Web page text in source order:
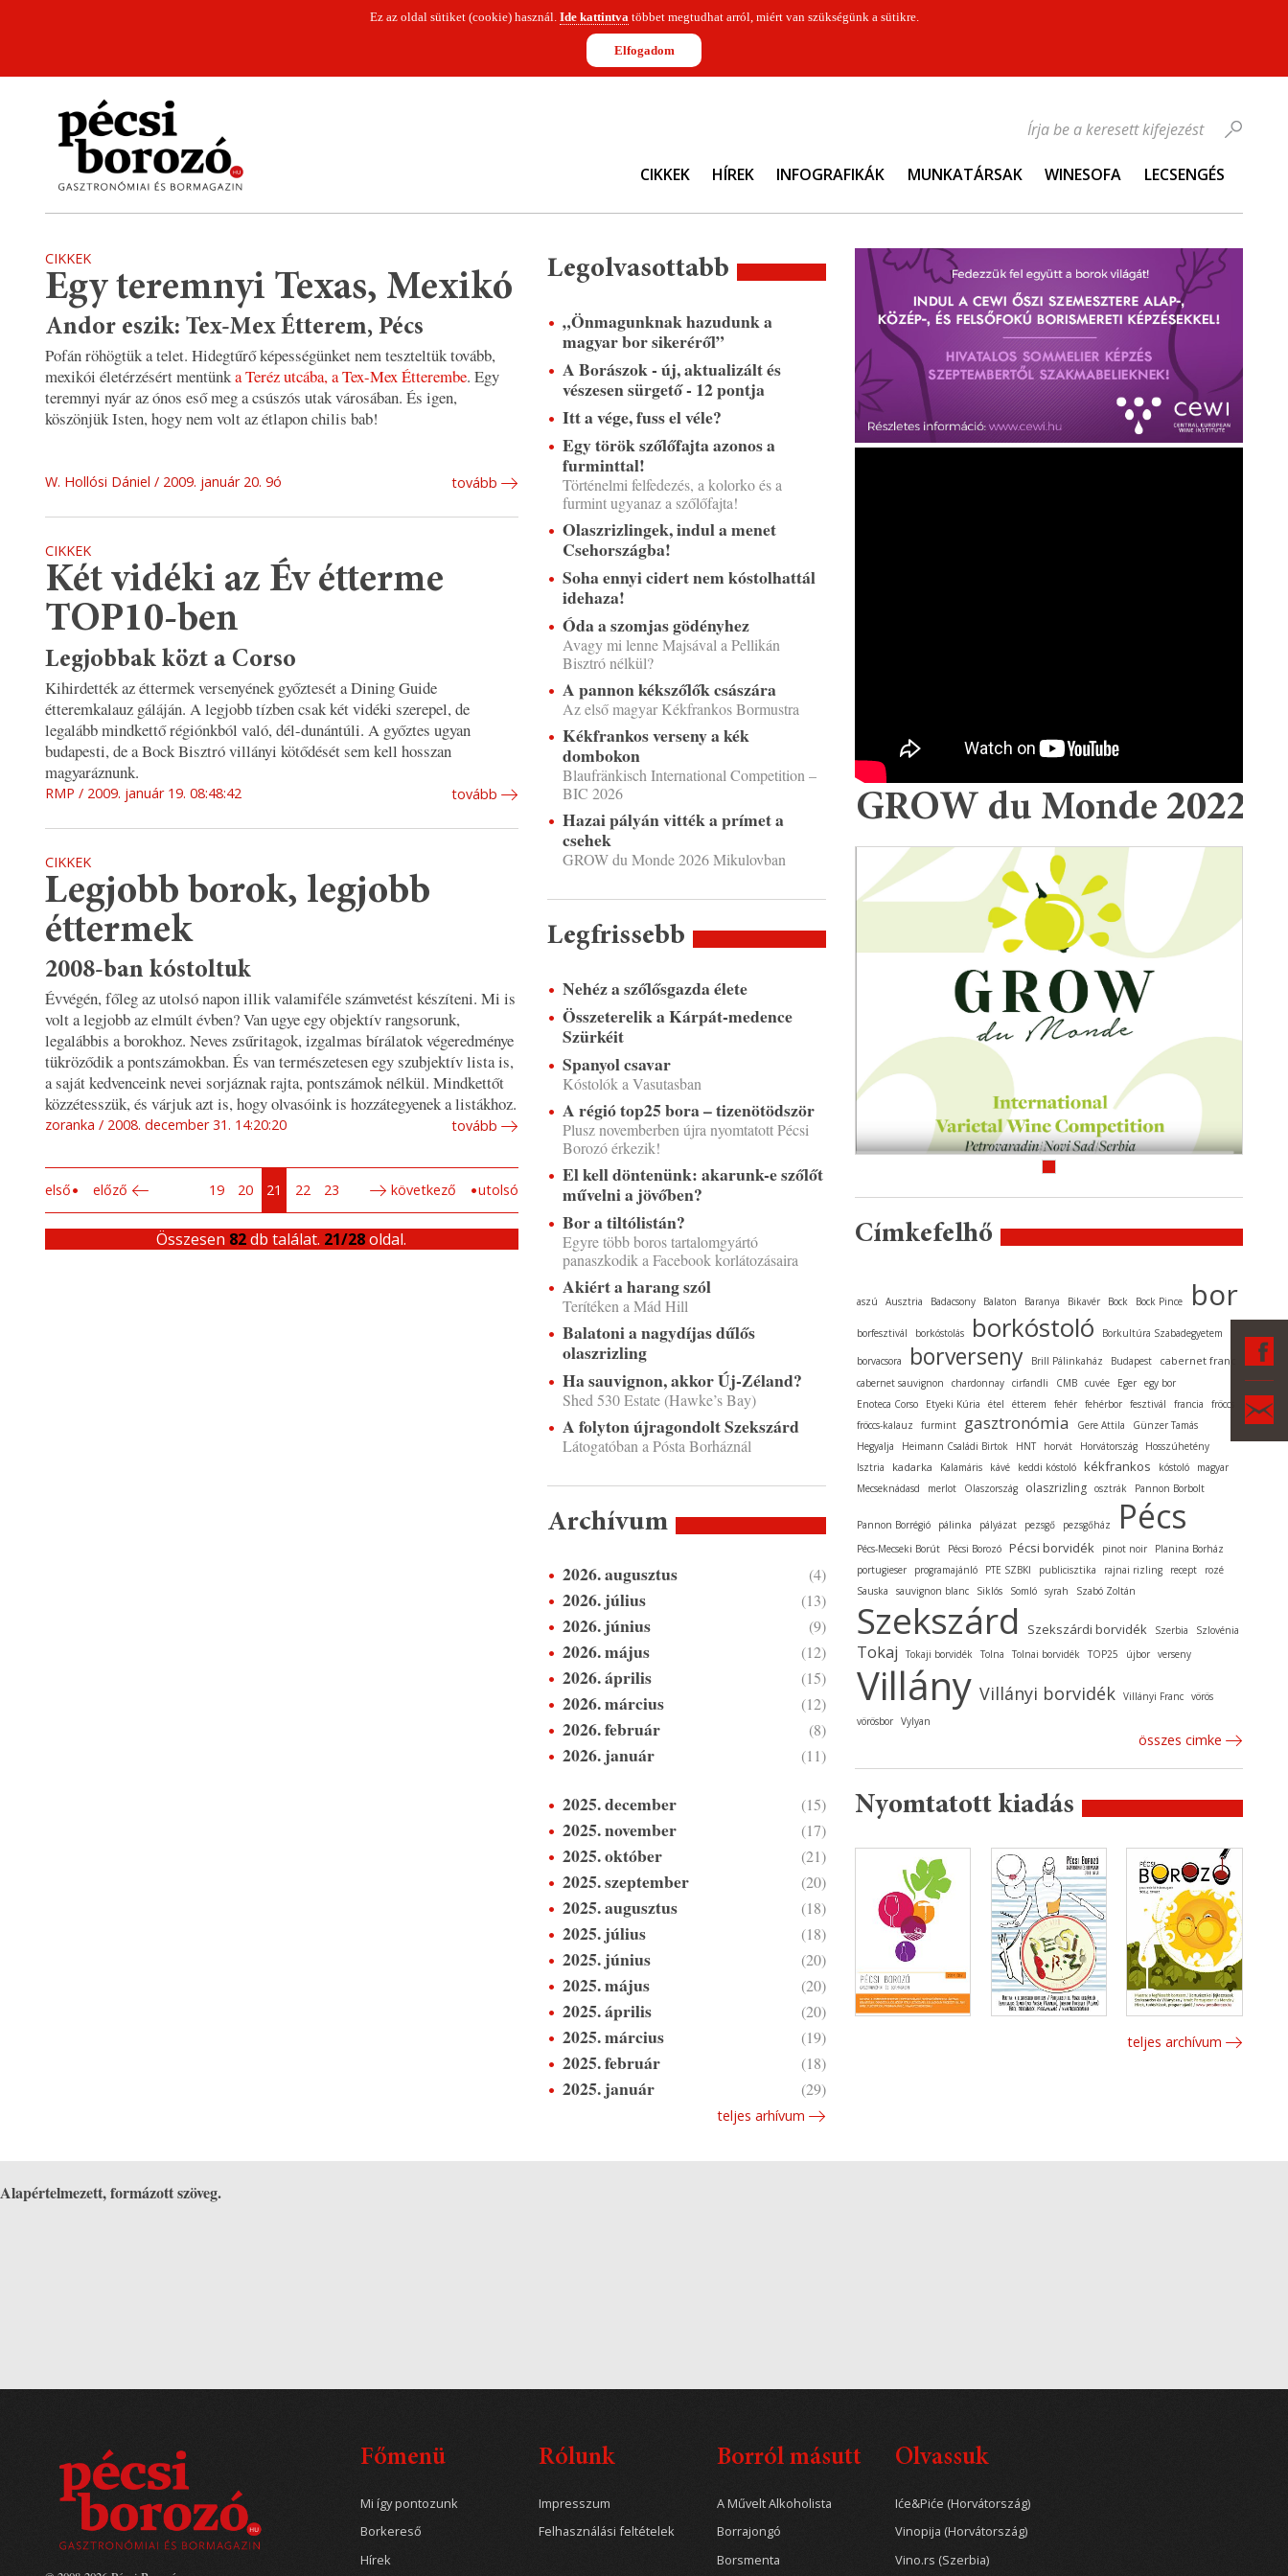
Ez az oldal sütiket (cookie) használ. Ide kattintvatöbbet megtudhat arról, miért van szükségünk a sütikre.
Elfogadom
CIKKEK HÍREK INFOGRAFIKÁK MUNKATÁRSAK WINESOFA LECSENGÉS
Írja be a keresett kifejezést
CIKKEK
Egy teremnyi Texas, Mexikó
Andor eszik: Tex-Mex Étterem, Pécs
Pofán röhögtük a telet. Hidegtűrő képességünket nem teszteltük tovább,
mexikói életérzésért mentünka Teréz utcába, a Tex-Mex Étterembe. Egy
teremnyi nyár az ónos eső meg a csúszós utak városában. És igen,
köszönjük Isten, hogy nem volt az étlapon chilis bab!
W. Hollósi Dániel 2009. január 20. 9ó tovább
CIKKEK
Két vidéki az Év étterme
TOP10-ben
Legjobbak közt a Corso
Kihirdették az éttermek versenyének győztesét a Dining Guide
étteremkalauz gáláján. A legjobb tízben csak két vidéki szerepel, de
legalább mindkettő régiónkból való, dél-dunántúli. A győztes ugyan
budapesti, de a Bock Bisztró villányi kötődését sem kell hosszan
magyaráznunk.
RMP 2009. január 19. 08:48:42 tovább
CIKKEK
Legjobb borok, legjobb
éttermek
2008-ban kóstoltuk
Évvégén, főleg az utolsó napon illik valamiféle számvetést készíteni. Mi is
volt a legjobb az elmúlt évben? Van ugye egy objektív rangsorunk,
legalábbis a borokhoz. Neves zsűritagok, izgalmas bírálatok végeredménye
tükröződik a pontszámokban. És van természetesen egy szubjektív lista is,
a saját kedvenceink nevei sorjáznak rajta, pontszámok nélkül. Mindkettőt
közzétesszük, és várjuk azt is, hogy olvasóink is hozzátegyenek a listákhoz.
zoranka 2008. december 31. 14:20:20 tovább
első előző 19 20 21 22 23 következő utolsó
Összesen 82db találat. 21/28oldal.
Legolvasottabb
„Önmagunknak hazudunk a
magyar bor sikeréről”
A Borászok - új, aktualizált és
vészesen sürgető - 12 pontja
Itt a vége, fuss el véle?
Egy török szőlőfajta azonos a
furminttal!
Történelmi felfedezés, a kolorko és a
furmint ugyanaz a szőlőfajta!
Olaszrizlingek, indul a menet
Csehországba!
Soha ennyi cidert nem kóstolhattál
idehaza!
Óda a szomjas gödényhez
Avagy mi lenne Majsával a Pellikán
Bisztró nélkül?
A pannon kékszőlők császára
Az első magyar Kékfrankos Bormustra
Kékfrankos verseny a kék
dombokon
Blaufränkisch International Competition –
BIC 2026
Hazai pályán vitték a prímet a
csehek
GROW du Monde 2026 Mikulovban
Legfrissebb
Nehéz a szőlősgazda élete
Összeterelik a Kárpát-medence
Szürkéit
Spanyol csavar
Kóstolók a Vasutasban
A régió top25 bora – tizenötödször
Plusz novemberben újra nyomtatott Pécsi
Borozó érkezik!
El kell döntenünk: akarunk-e szőlőt
művelni a jövőben?
Bor a tiltólistán?
Egyre több boros tartalomgyártó
panaszkodik a Facebook korlátozásaira
Akiért a harang szól
Terítéken a Mád Hill
Balatoni a nagydíjas dűlős
olaszrizling
Ha sauvignon, akkor Új-Zéland?
Shed 530 Estate (Hawke’s Bay)
A folyton újragondolt Szekszárd
Látogatóban a Pósta Borháznál
Archívum
2026. augusztus (4)
2026. július (13)
2026. június (9)
2026. május (12)
2026. április (15)
2026. március (12)
2026. február (8)
2026. január (11)
2025. december (15)
2025. november (17)
2025. október (21)
2025. szeptember (20)
2025. augusztus (18)
2025. július (18)
2025. június (20)
2025. május (20)
2025. április (20)
2025. március (19)
2025. február (18)
2025. január (29)
teljes arhívum
GROW du Monde 2022
Címkefelhő
aszú Ausztria Badacsony Balaton Baranya Bikavér Bock Bock Pince bor
borfesztivál borkóstolás borkóstoló Borkultúra Szabadegyetem
borvacsora borverseny Brill Pálinkaház Budapest cabernet franc
cabernet sauvignon chardonnay cirfandli CMB cuvée Eger egy bor
Enoteca Corso
Etyeki Kúria étel étterem fehér fehérbor fesztivál francia
fröccs
fröccs-kalauz
furmint gasztronómia Gere Attila
Günzer Tamás
Hegyalja
Heimann Családi Birtok HNT horvát Horvátország
Hosszúhetény
Isztria
kadarka Kalamáris kávé keddi kóstoló kékfrankos kóstoló
magyar
Mecseknádasd
merlot Olaszország olaszrizling osztrák Pannon Borbolt
Pannon Borrégió pálinka pályázat pezsgő pezsgőház Pécs
Pécs-Mecseki Borút Pécsi Borozó Pécsi borvidék pinot noir
Planina Borház
portugieser
programajánló PTE SZBKI publicisztika rajnai rizling recept
rozé
Sauska
sauvignon blanc Siklós Somló syrah Szabó Zoltán
Szekszárd Szekszárdi borvidék Szerbia Szlovénia
Tokaj Tokaji borvidék Tolna Tolnai borvidék TOP25 újbor verseny
Villány Villányi borvidék Villányi Franc vörös
vörösbor Vylyan
összes cimke
Nyomtatott kiadás
teljes archívum
Alapértelmezett, formázott szöveg.
Főmenü
Mi így pontozunk
Borkereső
Hírek
Rólunk
Impresszum
Felhasználási feltételek
Borról másutt
A Művelt Alkoholista
Borrajongó
Borsmenta
Olvassuk
Iće&Piće (Horvátország)
Vinopija (Horvátország)
Vino.rs (Szerbia)